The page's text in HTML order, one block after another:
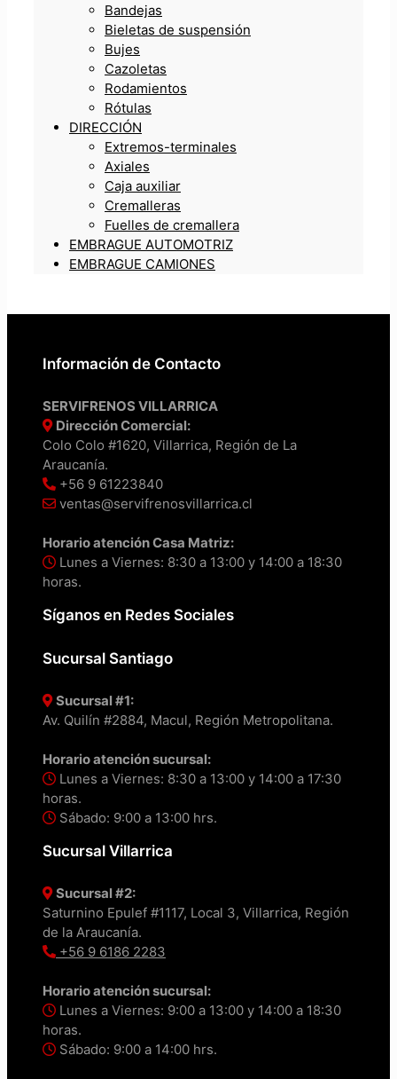
Bandejas
Bieletas de suspensión
Bujes
Cazoletas
Rodamientos
Rótulas
DIRECCIÓN
Extremos-terminales
Axiales
Caja auxiliar
Cremalleras
Fuelles de cremallera
EMBRAGUE AUTOMOTRIZ
EMBRAGUE CAMIONES
Información de Contacto
SERVIFRENOS VILLARRICA
Dirección Comercial:
Colo Colo #1620, Villarrica, Región de La
Araucanía.
+56 9 61223840
ventas@servifrenosvillarrica.cl
Horario atención Casa Matriz:
Lunes a Viernes: 8:30 a 13:00 y 14:00 a 18:30
horas.
Síganos en Redes Sociales
Sucursal Santiago
Sucursal #1:
Av. Quilín #2884, Macul, Región Metropolitana.
Horario atención sucursal:
Lunes a Viernes: 8:30 a 13:00 y 14:00 a 17:30
horas.
Sábado: 9:00 a 13:00 hrs.
Sucursal Villarrica
Sucursal #2:
Saturnino Epulef #1117, Local 3, Villarrica, Región
de la Araucanía.
+56 9 6186 2283
Horario atención sucursal:
Lunes a Viernes: 9:00 a 13:00 y 14:00 a 18:30
horas.
Sábado: 9:00 a 14:00 hrs.